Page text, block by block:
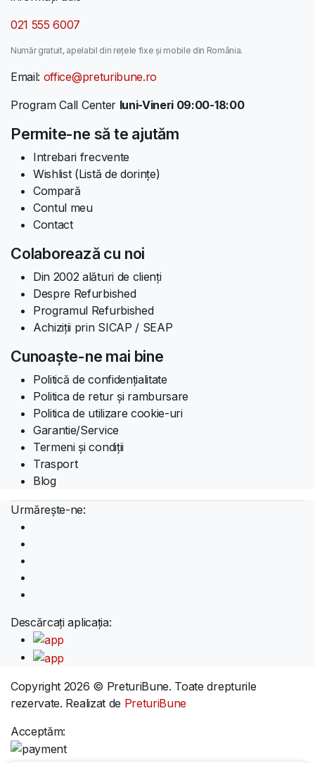
021 555 6007
Număr gratuit, apelabil din rețele fixe și mobile din România.
Email: office@preturibune.ro
Program Call Center luni-Vineri 09:00-18:00
Permite-ne să te ajutăm
Intrebari frecvente
Wishlist (Listă de dorințe)
Compară
Contul meu
Contact
Colaborează cu noi
Din 2002 alături de clienți
Despre Refurbished
Programul Refurbished
Achiziții prin SICAP / SEAP
Cunoaște-ne mai bine
Politică de confidențialitate
Politica de retur și rambursare
Politica de utilizare cookie-uri
Garantie/Service
Termeni și condiții
Trasport
Blog
Urmărește-ne:
Descărcați aplicația:
Copyright 2026 © PreturiBune. Toate drepturile
rezervate. Realizat de PreturiBune
Acceptăm: